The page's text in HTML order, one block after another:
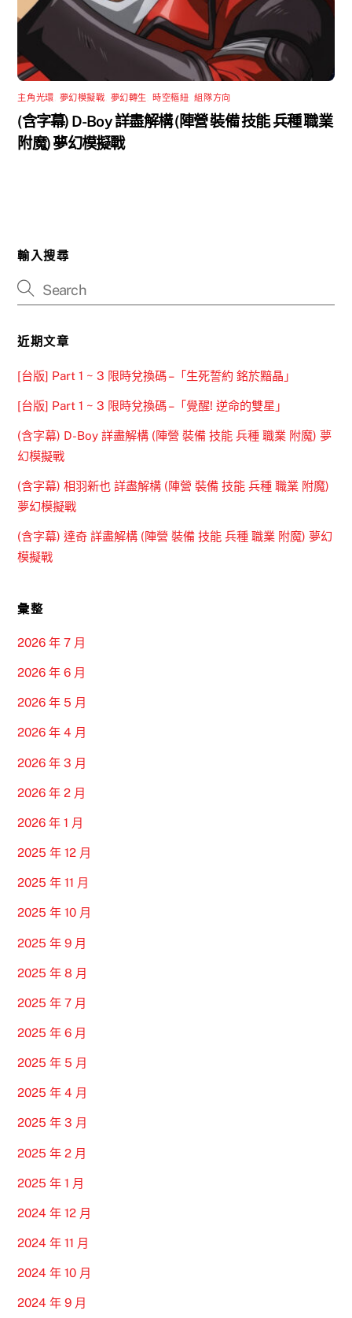
主角光環 夢幻模擬戰 夢幻轉生 時空樞紐 ,組隊方向
(含字幕) D-Boy 詳盡解構 (陣營 裝備 技能 兵種 職業
附魔) 夢幻模擬戰
輸入搜尋
近期文章
[台版] Part 1 ~ 3 限時兌換碼 –「生死誓約 銘於黯晶」
[台版] Part 1 ~ 3 限時兌換碼 –「覺醒! 逆命的雙星」
(含字幕) D-Boy 詳盡解構 (陣營 裝備 技能 兵種 職業 附魔) 夢
幻模擬戰
(含字幕) 相羽新也 詳盡解構 (陣營 裝備 技能 兵種 職業 附魔)
夢幻模擬戰
(含字幕) 達奇 詳盡解構 (陣營 裝備 技能 兵種 職業 附魔) 夢幻
模擬戰
彙整
2026 年 7 月
2026 年 6 月
2026 年 5 月
2026 年 4 月
2026 年 3 月
2026 年 2 月
2026 年 1 月
2025 年 12 月
2025 年 11 月
2025 年 10 月
2025 年 9 月
2025 年 8 月
2025 年 7 月
2025 年 6 月
2025 年 5 月
2025 年 4 月
2025 年 3 月
2025 年 2 月
2025 年 1 月
2024 年 12 月
2024 年 11 月
2024 年 10 月
2024 年 9 月